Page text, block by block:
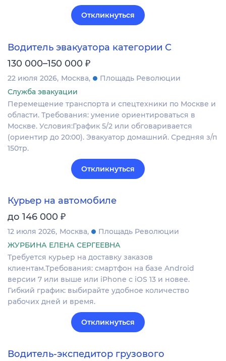
Откликнуться
Водитель эвакуатора категории С
130 000–150 000 ₽
22 июля 2026 Москва
Площадь Революции
Служба эвакуации
Перемещение транспорта и спецтехники по Москве и
области. Требования: умение ориентироваться в
Москве. Условия:График 5/2 или обговаривается
(ориентир до 20:00). Эвакуатор домашний. Средняя з/п
150тр.
Откликнуться
Курьер на автомобиле
до 146 000 ₽
12 июля 2026 Москва
Площадь Революции
ЖУРБИНА ЕЛЕНА СЕРГЕЕВНА
Требуется курьер на доставку заказов
клиентам.Требования: смартфон на базе Android
версии 7 или выше или iPhone с iOS 13 и новее.
Гибкий график: выбирайте удобное количество
рабочих дней и время.
Откликнуться
Водитель-экспедитор грузового